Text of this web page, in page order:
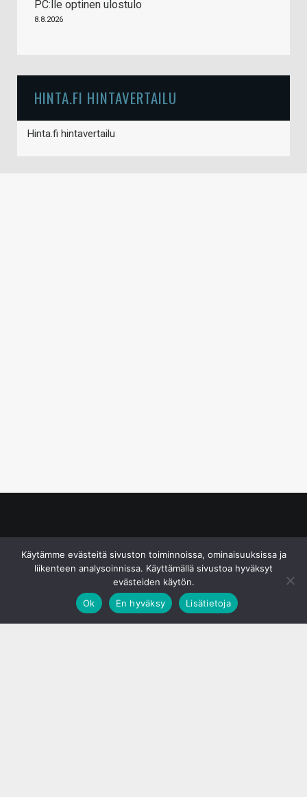
PC:lle optinen ulostulo
8.8.2026
HINTA.FI HINTAVERTAILU
Hinta.fi hintavertailu
Käytämme evästeitä sivuston toiminnoissa, ominaisuuksissa ja
liikenteen analysoinnissa. Käyttämällä sivustoa hyväksyt
evästeiden käytön.
Ok
En hyväksy Lisätietoja